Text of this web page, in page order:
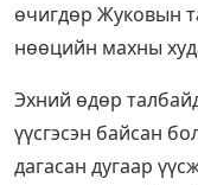
өчигдөр Жуковын
нөөцийн махны
Эхний өдөр
үүсгэсэн байсан
дагасан дугаар